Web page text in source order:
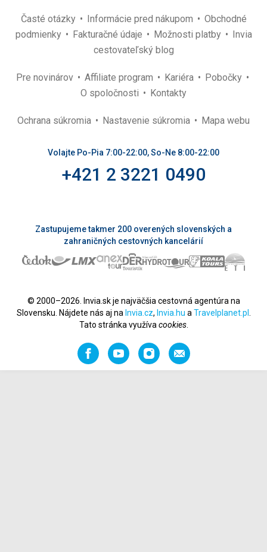
Časté otázky Informácie pred nákupom
Obchodné
podmienky
Fakturačné údaje Možnosti platby
Invia
cestovateľský blog
Pre novinárov Affiliate program Kariéra
Pobočky
O spoločnosti
Kontakty
Ochrana súkromia Nastavenie súkromia Mapa webu
Volajte Po-Pia 7:00-22:00, So-Ne 8:00-22:00
+421 2 3221 0490
Zastupujeme takmer 200 overených slovenských a
zahraničných cestovných kancelárií
© 2000–2026. Invia.sk je najväčšia cestovná agentúra na
Slovensku. Nájdete nás aj na Invia.cz, Invia.hu a Travelplanet.pl
Tato stránka využíva cookies.
FacebookYouTubeInstagramOdporučiť